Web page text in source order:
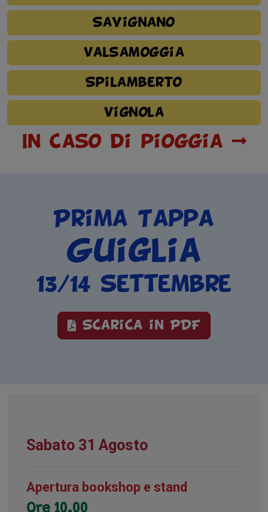
Savignano
Valsamoggia
Spilamberto
Vignola
In caso di pioggia
Prima Tappa
Guiglia
13/14 settembre
Scarica in PDF
Sabato 31 Agosto
Apertura bookshop e stand
Ore 10,00